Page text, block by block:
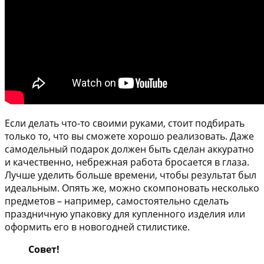
Если делать что-то своими руками, стоит подбирать
только то, что вы сможете хорошо реализовать. Даже
самодельный подарок должен быть сделан аккуратно
и качественно, небрежная работа бросается в глаза.
Лучше уделить больше времени, чтобы результат был
идеальным. Опять же, можно скомпоновать несколько
предметов – например, самостоятельно сделать
праздничную упаковку для купленного изделия или
оформить его в новогодней стилистике.
Совет!